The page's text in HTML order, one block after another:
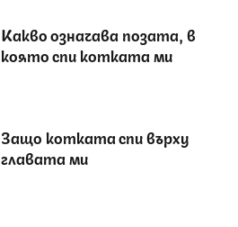
Какво означава позата, в
която спи котката ми
Защо котката спи върху
главата ми